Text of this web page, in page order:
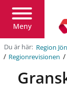
Meny
län
Du är här: Region
/ Regionrevisionen /